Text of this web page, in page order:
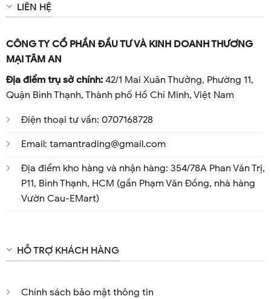
LIÊN HỆ
CÔNG TY CỔ PHẦN ĐẦU TƯ VÀ KINH DOANH THƯƠNG
MẠI TÂM AN
Địa điểm trụ sở chính:42/1 Mai Xuân Thưởng, Phường 11,
Quận Bình Thạnh, Thành phố Hồ Chí Minh, Việt Nam
Điện thoại tư vấn: 0707168728
Email: tamantrading@gmail.com
Địa điểm kho hàng và nhận hàng: 354/78A Phan Văn Trị,
P11, Bình Thạnh, HCM (gần Phạm Văn Đồng, nhà hàng
Vườn Cau-EMart)
HỖ TRỢ KHÁCH HÀNG
Chính sách bảo mật thông tin